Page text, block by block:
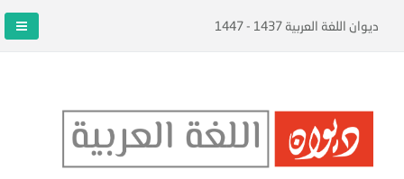
ديوان اللغة العربية 1437 - 1447